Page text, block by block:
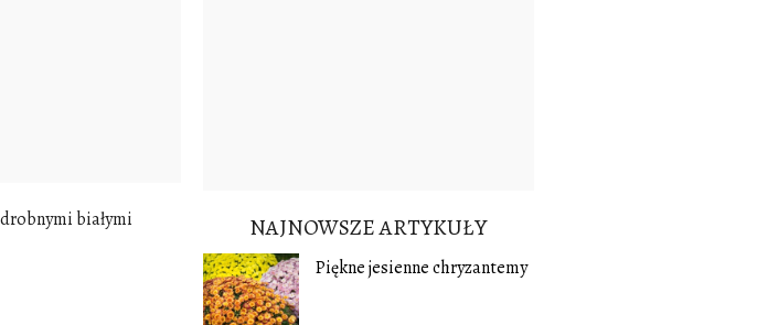
białymi
NAJNOWSZE ARTYKUŁY
Piękne jesienne chryzantemy